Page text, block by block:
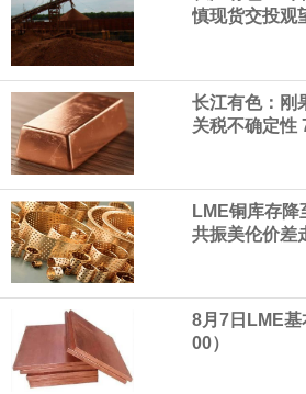
纽约期银日内涨4%，现报64.08美
宇树科技董事长、总经理兼首席技
经过多年研发创新和技术积累，公
成技术、高紧凑度机器人身体集成
心技术等多项已商业化应用的核心
用人形机器人、四足机器人等产品
美国总统特朗普6日否认他对国防
慎现货交投观
长江有色：刚
关税不确定性
LME铜库存降
共振美伦价差
8月7日LME基
00）